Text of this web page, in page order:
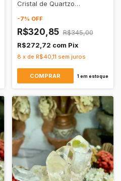
Cristal de Quartzo
-7% OFF
R$320,85 R$345,00
R$272,72 com Pix
8 x de R$40,11 sem juros
1 em estoque